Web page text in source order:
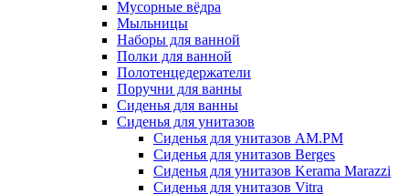
Мусорные вёдра
Мыльницы
Наборы для ванной
Полки для ванной
Полотенцедержатели
Поручни для ванны
Сиденья для ванны
Сиденья для унитазов
Сиденья для унитазов AM.PM
Сиденья для унитазов Berges
Сиденья для унитазов Kerama Marazzi
Сиденья для унитазов Vitra